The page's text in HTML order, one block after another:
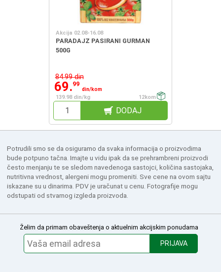
Akcija 02.08-16.08
PARADAJZ PASIRANI GURMAN
500G
84.99 din
69.99
din/kom
139.98 din/kg
12kom
DODAJ
Potrudili smo se da osiguramo da svaka informacija o proizvodima
bude potpuno tačna. Imajte u vidu ipak da se prehrambreni proizvodi
često menjanju te se sledom navedenoga sastojci, količina sastojaka,
nutritivna vrednost, alergeni mogu promeniti. Sve cene na ovom sajtu
iskazane su u dinarima. PDV je uračunat u cenu. Fotografije mogu
odstupati od stvarnog izgleda proizvoda.
Želim da primam obaveštenja o aktuelnim akcijskim ponudama
PRIJAVA